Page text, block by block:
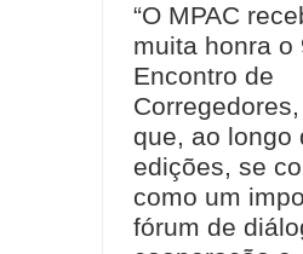
“O MPAC
muita honra o
Encontro de
que, ao longo
edições, se
como um
fórum de